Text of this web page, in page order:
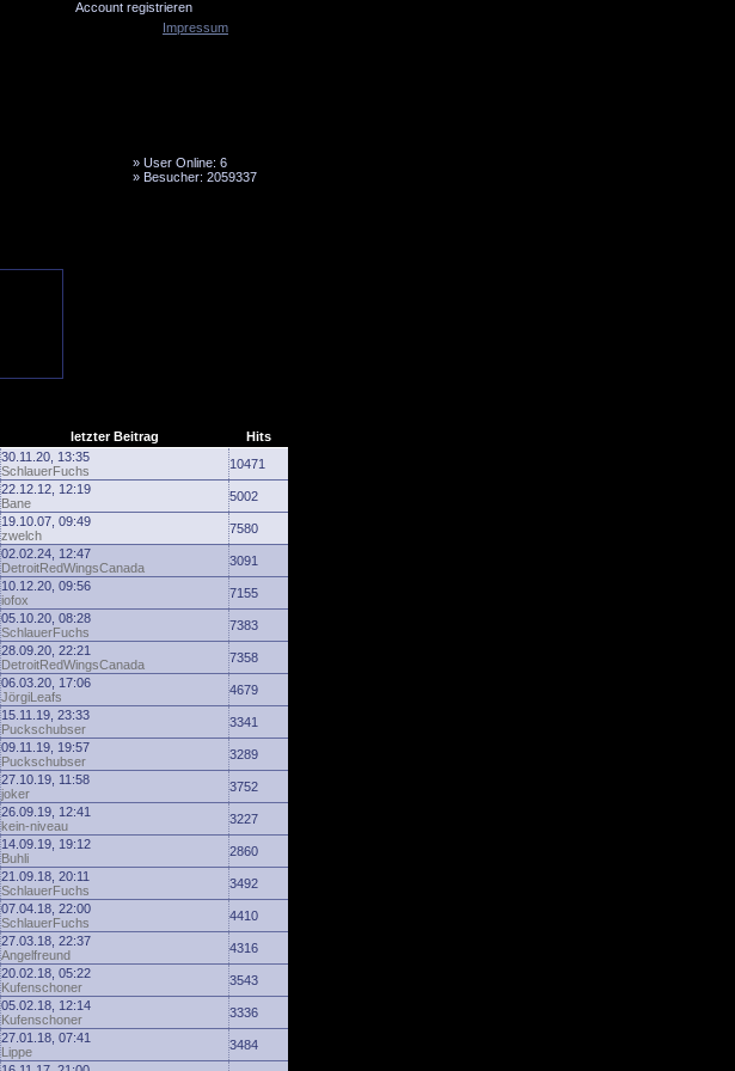
Account registrieren
» User Online: 6
» Besucher: 2059337
letzter Beitrag
Hits
30.11.20, 13:35
SchlauerFuchs
10471
22.12.12, 12:19
Bane
5002
19.10.07, 09:49
zwelch
7580
02.02.24, 12:47
DetroitRedWingsCanada
3091
10.12.20, 09:56
iofox
7155
05.10.20, 08:28
SchlauerFuchs
7383
28.09.20, 22:21
DetroitRedWingsCanada
7358
06.03.20, 17:06
JörgiLeafs
4679
15.11.19, 23:33
Puckschubser
3341
09.11.19, 19:57
Puckschubser
3289
27.10.19, 11:58
joker
3752
26.09.19, 12:41
kein-niveau
3227
14.09.19, 19:12
Buhli
2860
21.09.18, 20:11
SchlauerFuchs
3492
07.04.18, 22:00
SchlauerFuchs
4410
27.03.18, 22:37
Angelfreund
4316
20.02.18, 05:22
Kufenschoner
3543
05.02.18, 12:14
Kufenschoner
3336
27.01.18, 07:41
Lippe
3484
Impressum